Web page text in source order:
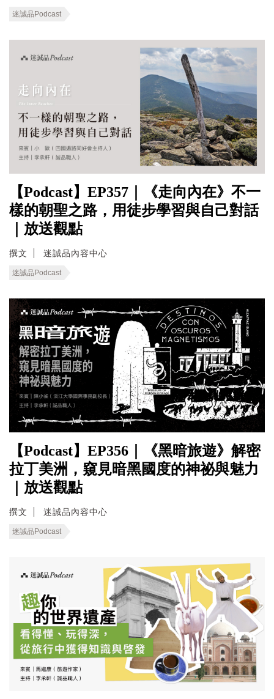
迷誠品Podcast
【Podcast】EP357｜《走向內在》不一
樣的朝聖之路，用徒步學習與自己對話
｜放送觀點
撰文 迷誠品內容中心
迷誠品Podcast
【Podcast】EP356｜《黑暗旅遊》解密
拉丁美洲，窺見暗黑國度的神祕與魅力
｜放送觀點
撰文 迷誠品內容中心
迷誠品Podcast